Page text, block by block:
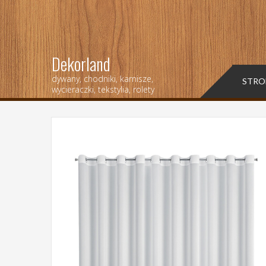
Dekorland
dywany, chodniki, karnisze,
wycieraczki, tekstylia, rolety